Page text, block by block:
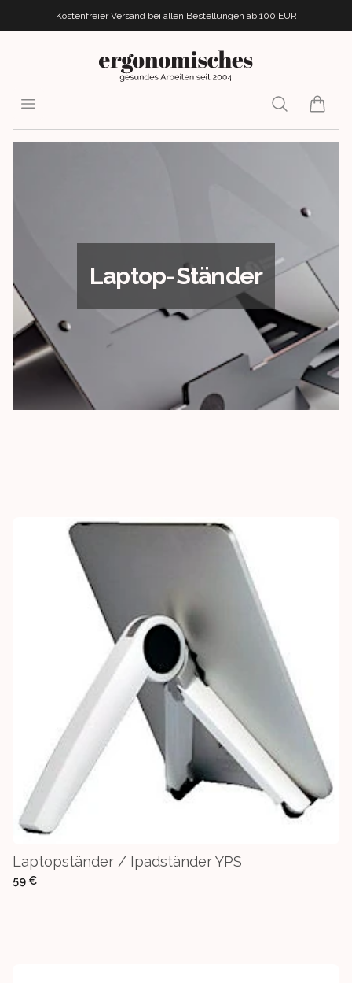
Kostenfreier Versand bei allen Bestellungen ab 100 EUR
ergonomisches.de
Open menu Search
items
Laptop-Ständer
Laptopständer / Ipadständer YPS
59 €